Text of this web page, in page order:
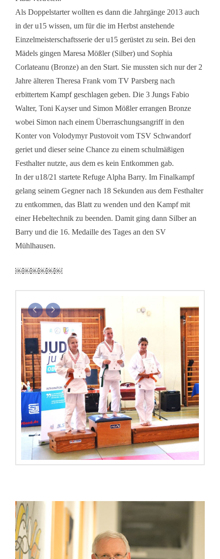
Als Doppelstarter wollten es dann die Jahrgänge 2013 auch
in der u15 wissen, um für die im Herbst anstehende
Einzelmeisterschaftsserie der u15 gerüstet zu sein. Bei den
Mädels gingen Maresa Mößler (Silber) und Sophia
Corlateanu (Bronze) an den Start. Sie mussten sich nur der 2
Jahre älteren Theresa Frank vom TV Parsberg nach
erbittertem Kampf geschlagen geben. Die 3 Jungs Fabio
Walter, Toni Kayser und Simon Mößler errangen Bronze
wobei Simon nach einem Überraschungsangriff in den
Konter von Volodymyr Pustovoit vom TSV Schwandorf
geriet und dieser seine Chance zu einem schulmäßigen
Festhalter nutzte, aus dem es kein Entkommen gab.
In der u18/21 startete Refuge Alpha Barry. Im Finalkampf
gelang seinem Gegner nach 18 Sekunden aus dem Festhalter
zu entkommen, das Blatt zu wenden und den Kampf mit
einer Hebeltechnik zu beenden. Damit ging dann Silber an
Barry und die 16. Medaille des Tages an den SV
Mühlhausen.
￼￼￼￼￼￼